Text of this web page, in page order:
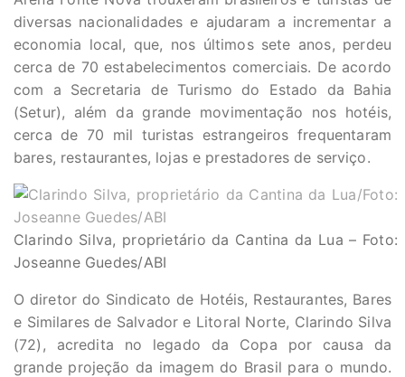
diversas nacionalidades e ajudaram a incrementar a
economia local, que, nos últimos sete anos, perdeu
cerca de 70 estabelecimentos comerciais. De acordo
com a Secretaria de Turismo do Estado da Bahia
(Setur), além da grande movimentação nos hotéis,
cerca de 70 mil turistas estrangeiros frequentaram
bares, restaurantes, lojas e prestadores de serviço.
Clarindo Silva, proprietário da Cantina da Lua – Foto:
Joseanne Guedes/ABI
O diretor do Sindicato de Hotéis, Restaurantes, Bares
e Similares de Salvador e Litoral Norte, Clarindo Silva
(72), acredita no legado da Copa por causa da
grande projeção da imagem do Brasil para o mundo.